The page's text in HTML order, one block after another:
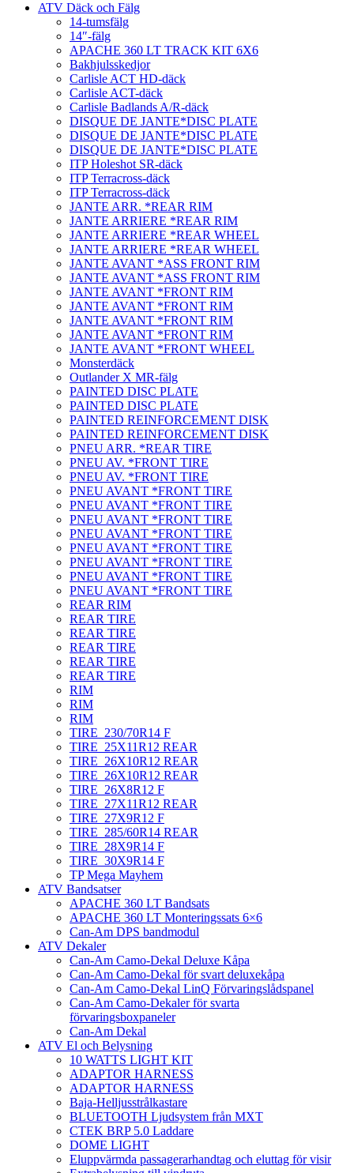
ATV Däck och Fälg
14-tumsfälg
14″-fälg
APACHE 360 LT TRACK KIT 6X6
Bakhjulsskedjor
Carlisle ACT HD-däck
Carlisle ACT-däck
Carlisle Badlands A/R-däck
DISQUE DE JANTE*DISC PLATE
DISQUE DE JANTE*DISC PLATE
DISQUE DE JANTE*DISC PLATE
ITP Holeshot SR-däck
ITP Terracross-däck
ITP Terracross-däck
JANTE ARR. *REAR RIM
JANTE ARRIERE *REAR RIM
JANTE ARRIERE *REAR WHEEL
JANTE ARRIERE *REAR WHEEL
JANTE AVANT *ASS FRONT RIM
JANTE AVANT *ASS FRONT RIM
JANTE AVANT *FRONT RIM
JANTE AVANT *FRONT RIM
JANTE AVANT *FRONT RIM
JANTE AVANT *FRONT RIM
JANTE AVANT *FRONT WHEEL
Monsterdäck
Outlander X MR-fälg
PAINTED DISC PLATE
PAINTED DISC PLATE
PAINTED REINFORCEMENT DISK
PAINTED REINFORCEMENT DISK
PNEU ARR. *REAR TIRE
PNEU AV. *FRONT TIRE
PNEU AV. *FRONT TIRE
PNEU AVANT *FRONT TIRE
PNEU AVANT *FRONT TIRE
PNEU AVANT *FRONT TIRE
PNEU AVANT *FRONT TIRE
PNEU AVANT *FRONT TIRE
PNEU AVANT *FRONT TIRE
PNEU AVANT *FRONT TIRE
PNEU AVANT *FRONT TIRE
REAR RIM
REAR TIRE
REAR TIRE
REAR TIRE
REAR TIRE
REAR TIRE
RIM
RIM
RIM
TIRE_230/70R14 F
TIRE_25X11R12 REAR
TIRE_26X10R12 REAR
TIRE_26X10R12 REAR
TIRE_26X8R12 F
TIRE_27X11R12 REAR
TIRE_27X9R12 F
TIRE_285/60R14 REAR
TIRE_28X9R14 F
TIRE_30X9R14 F
TP Mega Mayhem
ATV Bandsatser
APACHE 360 LT Bandsats
APACHE 360 LT Monteringssats 6×6
Can-Am DPS bandmodul
ATV Dekaler
Can-Am Camo-Dekal Deluxe Kåpa
Can-Am Camo-Dekal för svart deluxekåpa
Can-Am Camo-Dekal LinQ Förvaringslådspanel
Can-Am Camo-Dekaler för svarta
förvaringsboxpaneler
Can-Am Dekal
ATV El och Belysning
10 WATTS LIGHT KIT
ADAPTOR HARNESS
ADAPTOR HARNESS
Baja-Helljusstrålkastare
BLUETOOTH Ljudsystem från MXT
CTEK BRP 5.0 Laddare
DOME LIGHT
Eluppvärmda passagerarhandtag och eluttag för visir